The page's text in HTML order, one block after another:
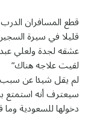
قطع المسافران
قليلا في سيرة
عشقه لجدة ولعلي
لقيت علاجه هناك”
لم يقل شيئا عن سبب
سيعترف أنه استمتع
دخولها للسعودية